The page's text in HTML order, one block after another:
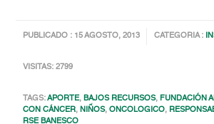
PUBLICADO : 15 AGOSTO, 2013 CATEGORIA :
VISITAS: 2799
TAGS:APORTE,BAJOS RECURSOS, FUNDACIÓN
CON CÁNCER,NIÑOS,ONCOLOGICO,
RSE BANESCO